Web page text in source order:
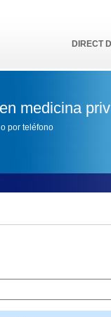
DIRECT
medicina
por teléfono